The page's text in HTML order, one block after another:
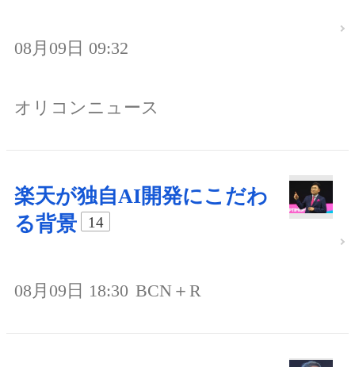
08月09日 09:32
オリコンニュース
楽天が独自AI開発にこだわ
る背景
14
08月09日 18:30 BCN＋R